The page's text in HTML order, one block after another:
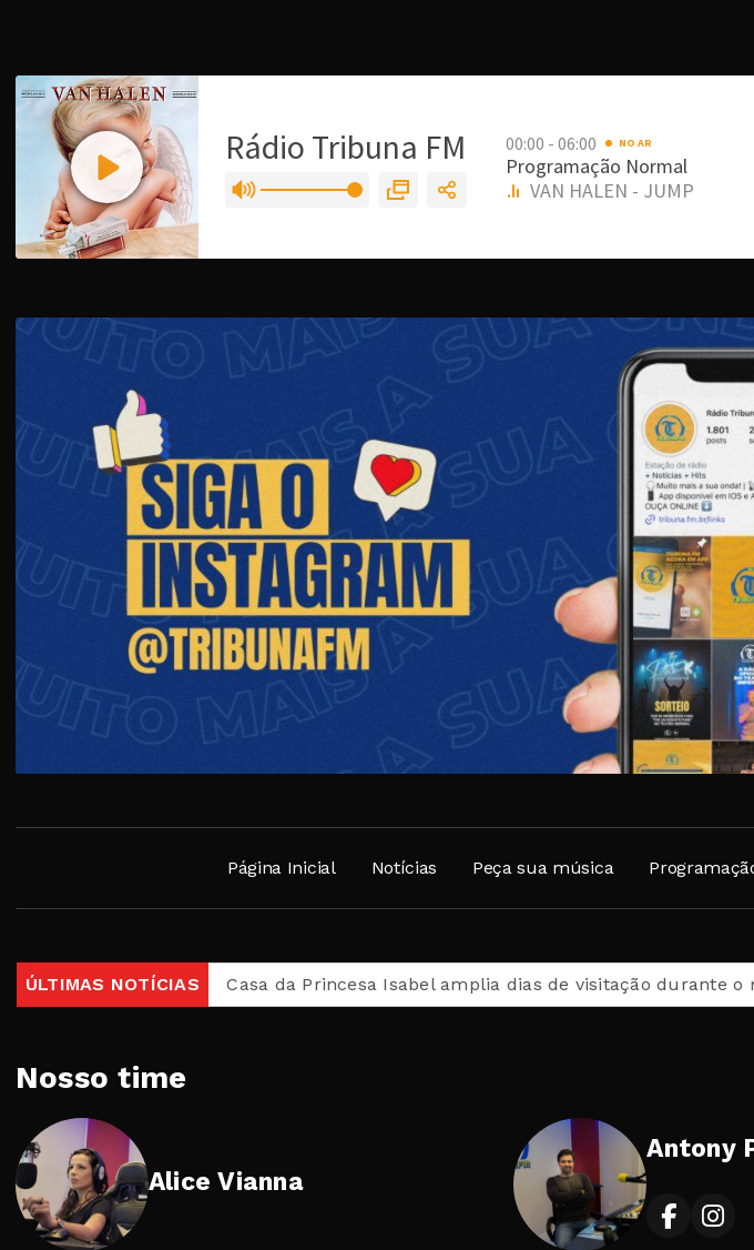
Página Inicial Notícias Peça sua música
ÚLTIMAS NOTÍCIAS
desta quarta Casa da Princesa Isabel amplia dias de visitação durante o mês de
Nosso time
Alice Vianna
Antony